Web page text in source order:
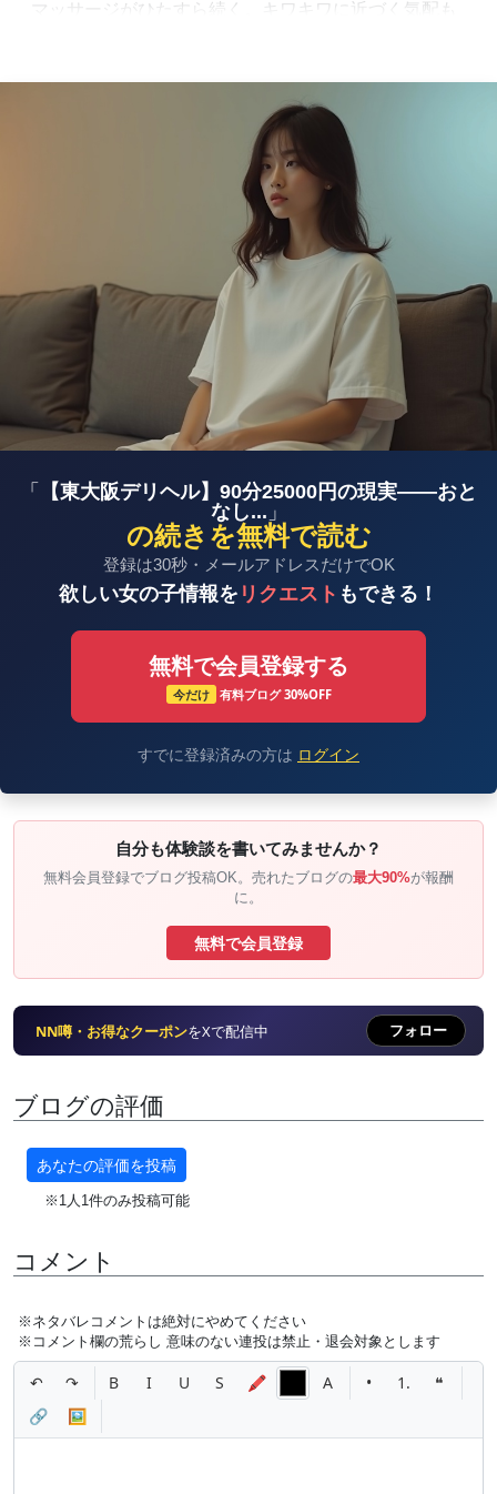
マッサージがひたすら続く。キワキワに近づく気配も
「私、施術はちゃんとしたいんです。お客さんの体の
ためにも、本当のマッサージって大事で——」
マッサージの効能について。正しい施術のあり方につ
いて。自分が大切にしている理念について。
延々と理想論を語られた。
90分のうち、体感で30分近くはそのトークに費やされ
た気がする。こちらが相槌を打つと、さらに熱が入
る。止める隙もない。
「……これ、俺は今どういう立場なんだ？」
マッサージ台の上で、天井を眺めながら本気でそう思
った。
いちゃいちゃもない。甘えた雰囲気もない。サービス
精神を感じる瞬間が、90分を通してほぼゼロ。
施術の手つきだけで察せられるものがあった——これ
は完全に土建系
だ。業務的で、感情の乗っていない、
ただ時間をこなすだけの動き。
ストで……」という淡い希望も、時計の針が残り10分
を指した頃には完全に消えていた。
正直に言って、途中で「もういいか」という気持ちに
なった。期待値を下げるどころか、もはや早く終わっ
てほしいとすら思っていた。
唯一の救いは、マッサージの技術そのものは及第点だ
もそれを言うなら整体に行けばよかった話だ。25000
ドアが閉まった後に残ったもの
最後まで笑顔は作り物のままだった。
ドアが閉まった瞬間、部屋に残ったのは静けさと、な
んとも言えない虚無感だけ。
スマホのメモアプリを開いて、ひとこと打ち込んだ。
25000円。90分。鼠蹊部マッサージと理想論。
これがその夜の全てだった。
次回指名？ ない。
また同じ店を使うかどうか——それだけは、別の子次
第で考えてもいい。
この子の名前とお店の情報は有料エリアで公開中。地
雷を踏まないためにも、確認してから予約することを
おすすめする。
「
【東大阪デリヘル】90分25000円の現実——おと
なし... 」
の続きを無料で読む
登録は30秒・メールアドレスだけでOK
欲しい女の子情報を リクエスト もできる！
無料で会員登録する
今だけ 有料ブログ 30%OFF
すでに登録済みの方は ログイン
自分も体験談を書いてみませんか？
無料会員登録でブログ投稿OK。売れたブログの最大90%が報酬
に。
無料で会員登録
NN噂・お得なクーポンをXで配信中 フォロー
ブログの評価
あなたの評価を投稿
※1人1件のみ投稿可能
コメント
※ネタバレコメントは絶対にやめてください
※コメント欄の荒らし 意味のない連投は禁止・退会対象とします
↶ ↷ B I U S 🖍 A • 1.
❝
🔗
🖼